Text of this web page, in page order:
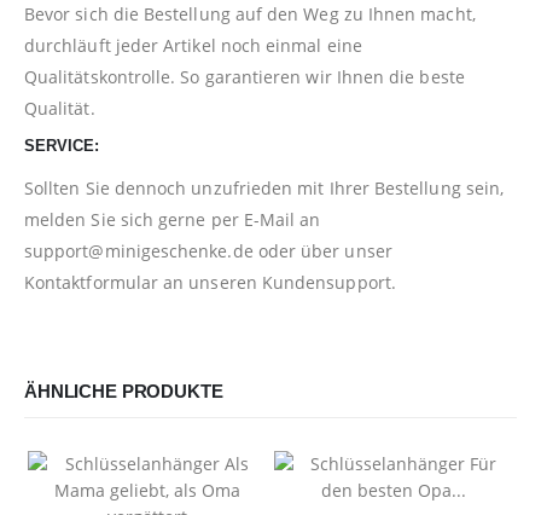
Bevor sich die Bestellung auf den Weg zu Ihnen macht,
durchläuft jeder Artikel noch einmal eine
Qualitätskontrolle. So garantieren wir Ihnen die beste
Qualität.
SERVICE:
Sollten Sie dennoch unzufrieden mit Ihrer Bestellung sein,
melden Sie sich gerne per E-Mail an
support@minigeschenke.de oder über unser
Kontaktformular an unseren Kundensupport.
ÄHNLICHE PRODUKTE